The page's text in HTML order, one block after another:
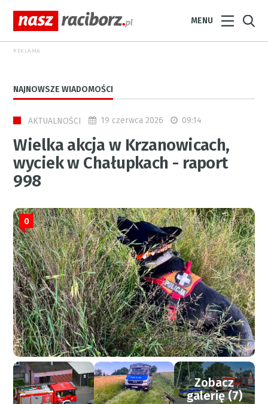
MENU
REKLAMA
NAJNOWSZE WIADOMOŚCI
AKTUALNOŚCI 19 czerwca 2026 09:14
Wielka akcja w Krzanowicach,
wyciek w Chałupkach - raport
998
0
Zobacz
galerię (7)